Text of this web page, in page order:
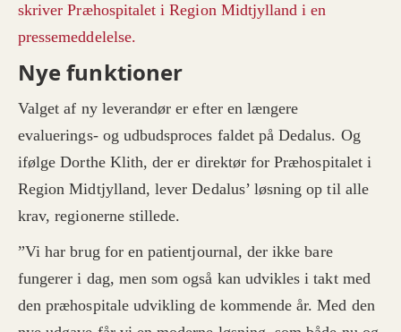
skriver Præhospitalet i Region Midtjylland i en
pressemeddelelse.
Nye funktioner
Valget af ny leverandør er efter en længere
evaluerings- og udbudsproces faldet på Dedalus. Og
ifølge Dorthe Klith, der er direktør for Præhospitalet i
Region Midtjylland, lever Dedalus’ løsning op til alle
krav, regionerne stillede.
”Vi har brug for en patientjournal, der ikke bare
fungerer i dag, men som også kan udvikles i takt med
den præhospitale udvikling de kommende år. Med den